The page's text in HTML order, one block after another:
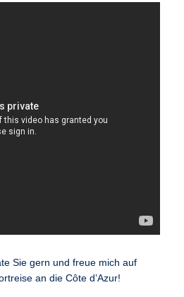
Sie gern und freue mich auf
an die Côte d’Azur!